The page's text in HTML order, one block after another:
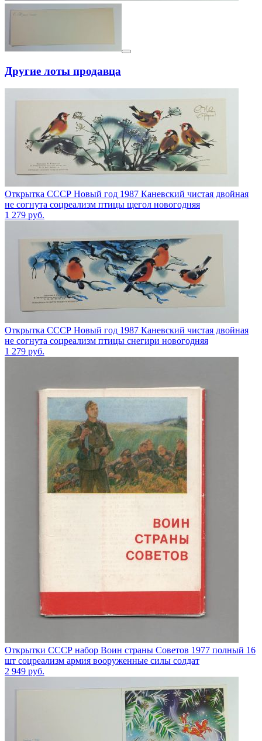
Другие лоты продавца
Открытка СССР Новый год 1987 Каневский чистая двойная
не согнута соцреализм птицы щегол новогодняя
1 279 руб.
Открытка СССР Новый год 1987 Каневский чистая двойная
не согнута соцреализм птицы снегири новогодняя
1 279 руб.
Открытки СССР набор Воин страны Советов 1977 полный 16
шт соцреализм армия вооруженные силы солдат
2 949 руб.